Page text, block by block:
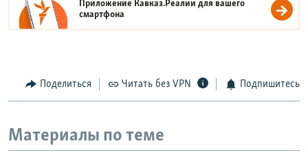
Приложение Кавказ.Реалии для вашего
смартфона
Поделиться Читать без VPN Подпишитесь
Материалы по теме